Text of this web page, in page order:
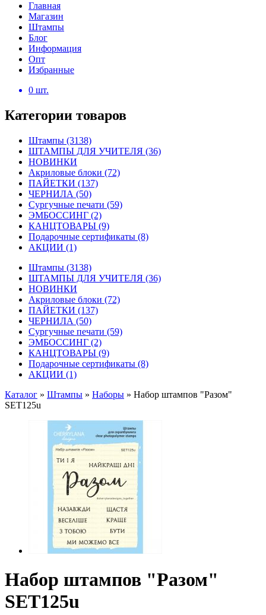
Главная
Магазин
Штампы
Блог
Информация
Опт
Избранные
0 шт.
Категории товаров
Штампы (3138)
ШТАМПЫ ДЛЯ УЧИТЕЛЯ (36)
НОВИНКИ
Акриловые блоки (72)
ПАЙЕТКИ (137)
ЧЕРНИЛА (50)
Сургучные печати (59)
ЭМБОССИНГ (2)
КАНЦТОВАРЫ (9)
Подарочные сертификаты (8)
АКЦИИ (1)
Штампы (3138)
ШТАМПЫ ДЛЯ УЧИТЕЛЯ (36)
НОВИНКИ
Акриловые блоки (72)
ПАЙЕТКИ (137)
ЧЕРНИЛА (50)
Сургучные печати (59)
ЭМБОССИНГ (2)
КАНЦТОВАРЫ (9)
Подарочные сертификаты (8)
АКЦИИ (1)
Каталог » Штампы » Наборы » Набор штампов "Разом"
SET125u
Набор штампов "Разом"
SET125u